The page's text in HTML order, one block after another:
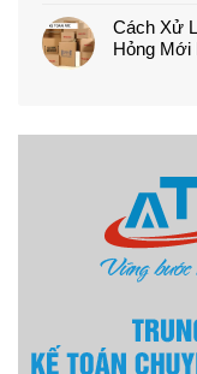
Cách Xử
Hỏng Mới